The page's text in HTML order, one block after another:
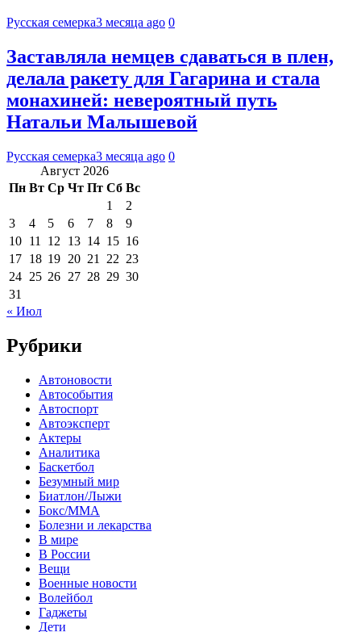
Русская семерка3 месяца ago 0
Заставляла немцев сдаваться в плен,
делала ракету для Гагарина и стала
монахиней: невероятный путь
Натальи Малышевой
Русская семерка3 месяца ago 0
Август 2026
Пн Вт Ср Чт Пт Сб Вс
1
2
3
4 5 6 7 8
9
10 11 12 13 14 15 16
17 18 19 20 21 22 23
24 25 26 27 28 29 30
31
« Июл
Рубрики
Автоновости
Автособытия
Автоспорт
Автоэксперт
Актеры
Аналитика
Баскетбол
Безумный мир
Биатлон/Лыжи
Бокс/MMA
Болезни и лекарства
В мире
В России
Вещи
Военные новости
Волейбол
Гаджеты
Дети